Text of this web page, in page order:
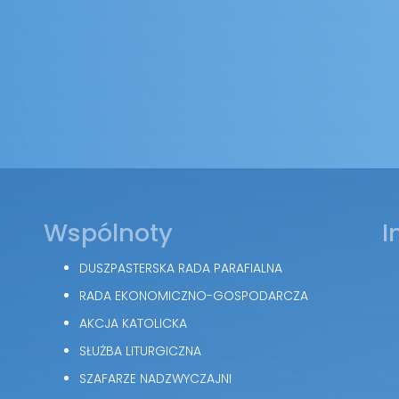
Wspólnoty
DUSZPASTERSKA RADA PARAFIALNA
RADA EKONOMICZNO-GOSPODARCZA
AKCJA KATOLICKA
SŁUŻBA LITURGICZNA
SZAFARZE NADZWYCZAJNI